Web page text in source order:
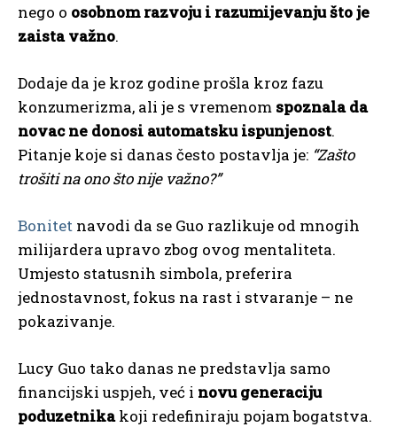
nego o osobnom razvoju i razumijevanju što je
zaista važno.
Dodaje da je kroz godine prošla kroz fazu
konzumerizma, ali je s vremenom spoznala da
novac ne donosi automatsku ispunjenost.
Pitanje koje si danas često postavlja je: “Zašto
trošiti na ono što nije važno?”
Bonitet navodi da se Guo razlikuje od mnogih
milijardera upravo zbog ovog mentaliteta.
Umjesto statusnih simbola, preferira
jednostavnost, fokus na rast i stvaranje – ne
pokazivanje.
Lucy Guo tako danas ne predstavlja samo
financijski uspjeh, već i novu generaciju
poduzetnikakoji redefiniraju pojam bogatstva.